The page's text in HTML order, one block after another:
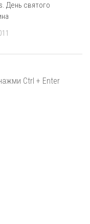
День святого
Ctrl + Enter